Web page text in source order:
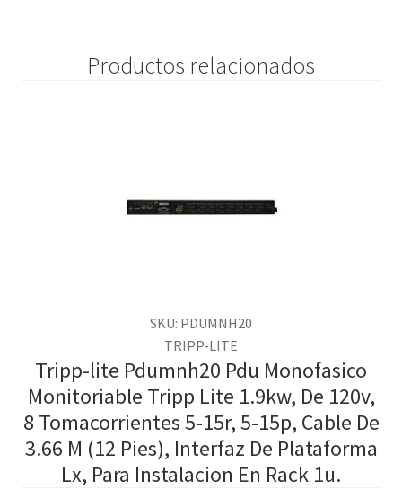
Productos relacionados
SKU: PDUMNH20
TRIPP-LITE
Tripp-lite Pdumnh20 Pdu Monofasico
Monitoriable Tripp Lite 1.9kw, De 120v,
8 Tomacorrientes 5-15r, 5-15p, Cable De
3.66 M (12 Pies), Interfaz De Plataforma
Lx, Para Instalacion En Rack 1u.